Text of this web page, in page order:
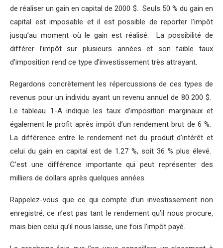
de réaliser un gain en capital de 2000 $. Seuls 50 % du gain en
capital est imposable et il est possible de reporter l’impôt
jusqu’au moment où le gain est réalisé. La possibilité de
différer l’impôt sur plusieurs années et son faible taux
d’imposition rend ce type d’investissement très attrayant.
Regardons concrètement les répercussions de ces types de
revenus pour un individu ayant un revenu annuel de 80 200 $.
Le tableau 1-A indique les taux d’imposition marginaux et
également le profit après impôt d’un rendement brut de 6 %.
La différence entre le rendement net du produit d’intérêt et
celui du gain en capital est de 1.27 %, soit 36 % plus élevé.
C’est une différence importante qui peut représenter des
milliers de dollars après quelques années.
Rappelez-vous que ce qui compte d’un investissement non
enregistré, ce n’est pas tant le rendement qu’il nous procure,
mais bien celui qu’il nous laisse, une fois l’impôt payé.